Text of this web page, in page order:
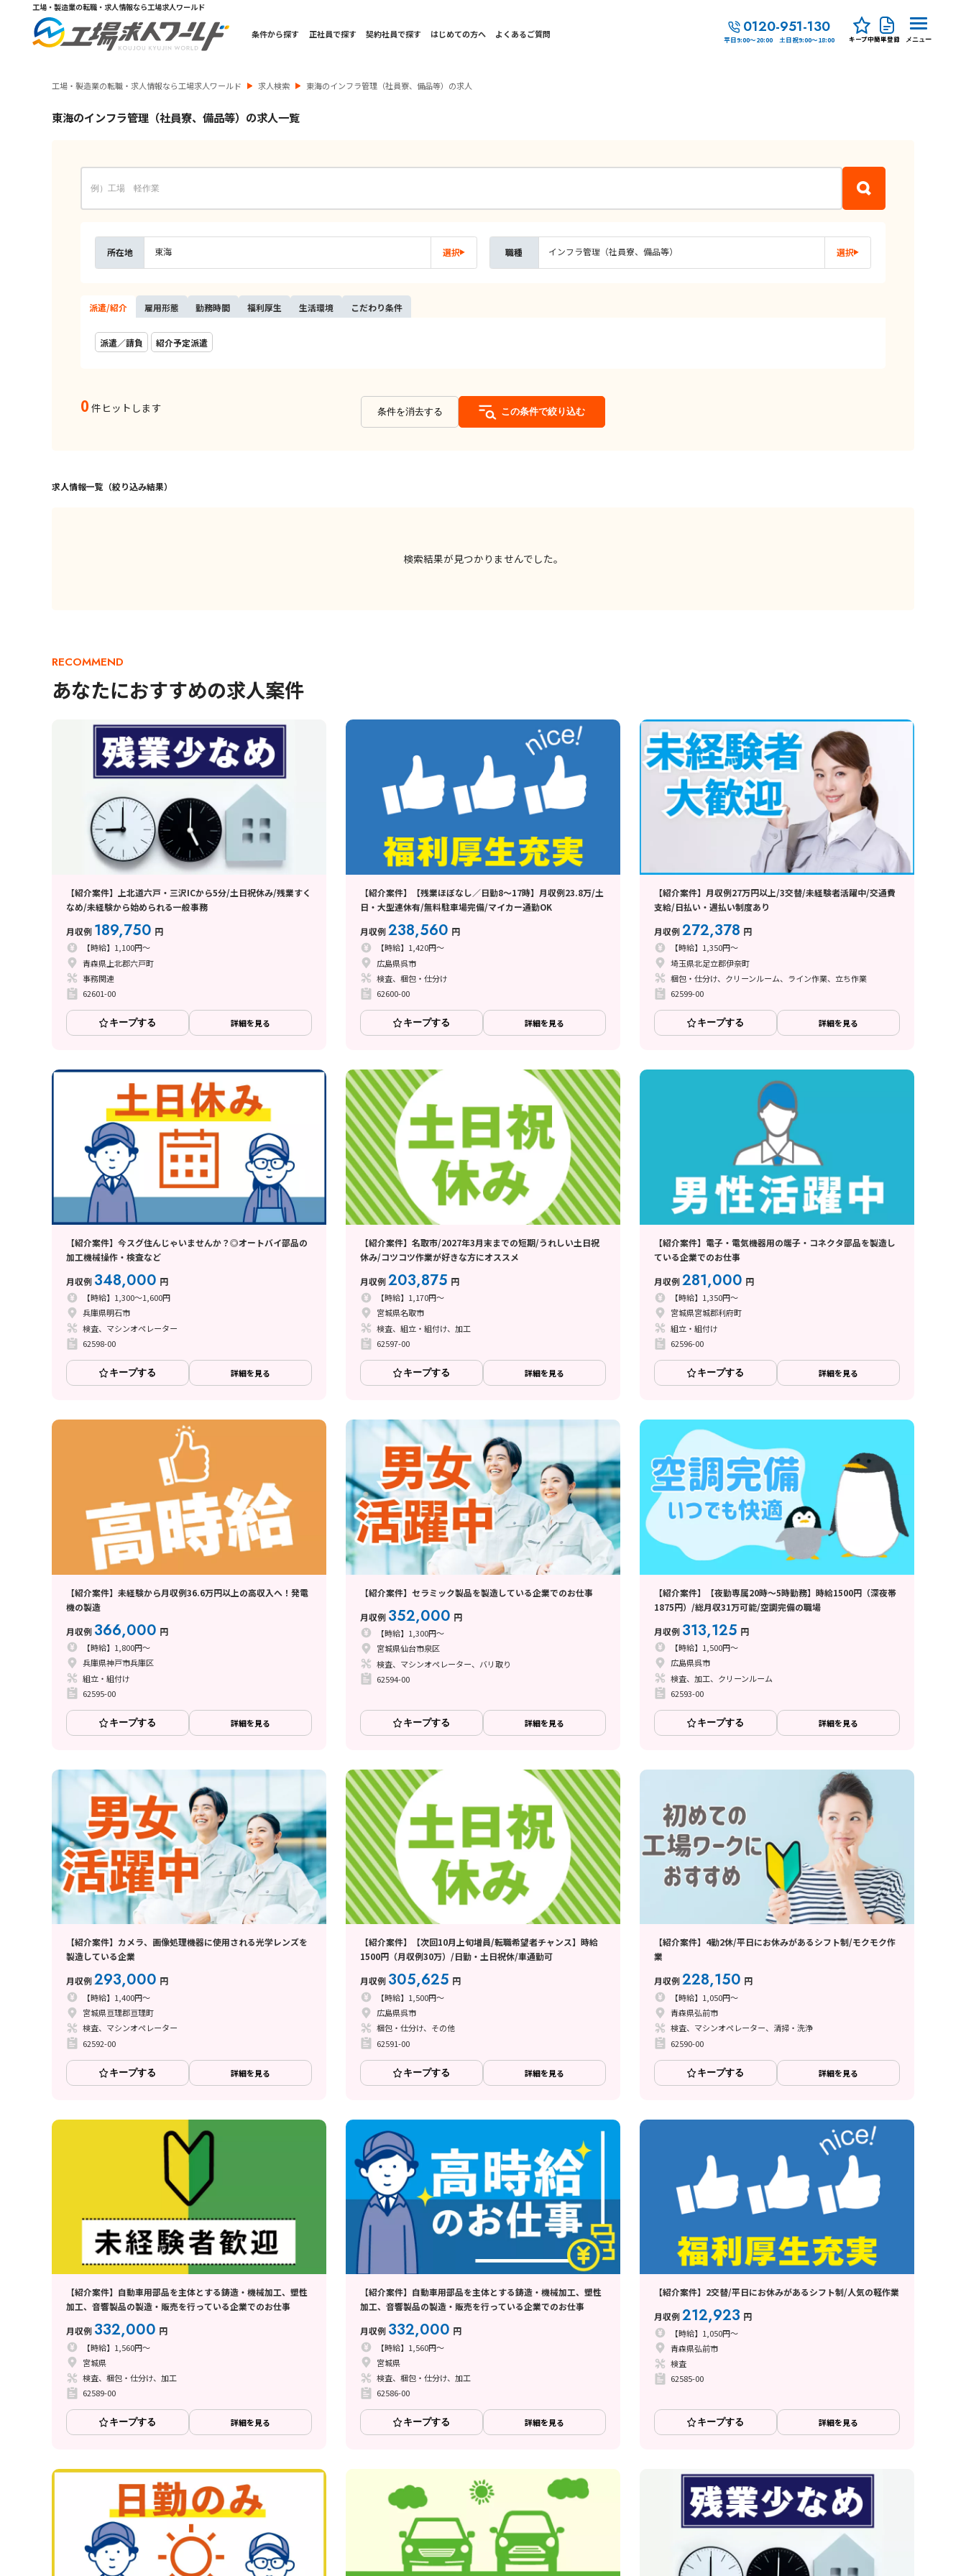
工場・製造業の転職・求人情報なら工場求人ワールド
条件から探す 正社員で探す 契約社員で探す はじめての方へ よくあるご質問 0120-951-130
平日9:00～20:00 土日祝9:00～18:00 キープ中簡単登録 メニュー
工場・製造業の転職・求人情報なら工場求人ワールド 求人検索 東海のインフラ管理（社員寮、備品等）の求人
東海のインフラ管理（社員寮、備品等）の求人一覧
所在地 東海 選択 職種 インフラ管理（社員寮、備品等） 選択
派遣/紹介 雇用形態 勤務時間 福利厚生 生活環境 こだわり条件
派遣／請負 紹介予定派遣
0 件ヒットします 条件を消去する この条件で絞り込む
求人情報一覧（絞り込み結果）
検索結果が見つかりませんでした。
RECOMMEND
あなたにおすすめの求人案件
【紹介案件】上北道六戸・三沢ICから5分/土日祝休み/残業すく
なめ/未経験から始められる一般事務
月収例 189,750 円
【時給】1,100円～
青森県上北郡六戸町
事務関連
62601-00
キープする 詳細を見る
【紹介案件】【残業ほぼなし／日勤8～17時】月収例23.8万/土
日・大型連休有/無料駐車場完備/マイカー通勤OK
月収例238,560 円
【時給】1,420円～
広島県呉市
検査、梱包・仕分け
62600-00
キープする 詳細を見る
【紹介案件】月収例27万円以上/3交替/未経験者活躍中/交通費
支給/日払い・週払い制度あり
月収例272,378 円
【時給】1,350円～
埼玉県北足立郡伊奈町
梱包・仕分け、クリーンルーム、ライン作業、立ち作業
62599-00
キープする 詳細を見る
【紹介案件】今スグ住んじゃいませんか？◎オートバイ部品の
加工機械操作・検査など
月収例 348,000 円
【時給】1,300～1,600円
兵庫県明石市
検査、マシンオペレーター
62598-00
キープする 詳細を見る
【紹介案件】名取市/2027年3月末までの短期/うれしい土日祝
休み/コツコツ作業が好きな方にオススメ
月収例203,875 円
【時給】1,170円～
宮城県名取市
検査、組立・組付け、加工
62597-00
キープする 詳細を見る
【紹介案件】電子・電気機器用の端子・コネクタ部品を製造し
ている企業でのお仕事
月収例281,000 円
【時給】1,350円～
宮城県宮城郡利府町
組立・組付け
62596-00
キープする 詳細を見る
【紹介案件】未経験から月収例36.6万円以上の高収入へ！発電
機の製造
月収例 366,000 円
【時給】1,800円～
兵庫県神戸市兵庫区
組立・組付け
62595-00
キープする 詳細を見る
【紹介案件】セラミック製品を製造している企業でのお仕事
月収例 352,000 円
【時給】1,300円～
宮城県仙台市泉区
検査、マシンオペレーター、バリ取り
62594-00
キープする 詳細を見る
【紹介案件】【夜勤専属20時～5時勤務】時給1500円（深夜帯
1875円）/総月収31万可能/空調完備の職場
月収例 313,125 円
【時給】1,500円～
広島県呉市
検査、加工、クリーンルーム
62593-00
キープする 詳細を見る
【紹介案件】カメラ、画像処理機器に使用される光学レンズを
製造している企業
月収例293,000 円
【時給】1,400円～
宮城県亘理郡亘理町
検査、マシンオペレーター
62592-00
キープする 詳細を見る
【紹介案件】【次回10月上旬増員/転職希望者チャンス】時給
1500円（月収例30万）/日勤・土日祝休/車通勤可
月収例 305,625 円
【時給】1,500円～
広島県呉市
梱包・仕分け、その他
62591-00
キープする 詳細を見る
【紹介案件】4勤2休/平日にお休みがあるシフト制/モクモク作
業
月収例228,150 円
【時給】1,050円～
青森県弘前市
検査、マシンオペレーター、清掃・洗浄
62590-00
キープする 詳細を見る
【紹介案件】自動車用部品を主体とする鋳造・機械加工、塑性
加工、音響製品の製造・販売を行っている企業でのお仕事
月収例 332,000 円
【時給】1,560円～
宮城県
検査、梱包・仕分け、加工
62589-00
キープする 詳細を見る
【紹介案件】自動車用部品を主体とする鋳造・機械加工、塑性
加工、音響製品の製造・販売を行っている企業でのお仕事
月収例 332,000 円
【時給】1,560円～
宮城県
検査、梱包・仕分け、加工
62586-00
キープする 詳細を見る
【紹介案件】2交替/平日にお休みがあるシフト制/人気の軽作業
月収例212,923 円
【時給】1,050円～
青森県弘前市
検査
62585-00
キープする 詳細を見る